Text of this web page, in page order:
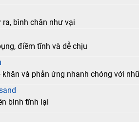
bình chân như vại
điềm tĩnh và dễ chịu
và phản ứng nhanh chóng với
bình tĩnh lại